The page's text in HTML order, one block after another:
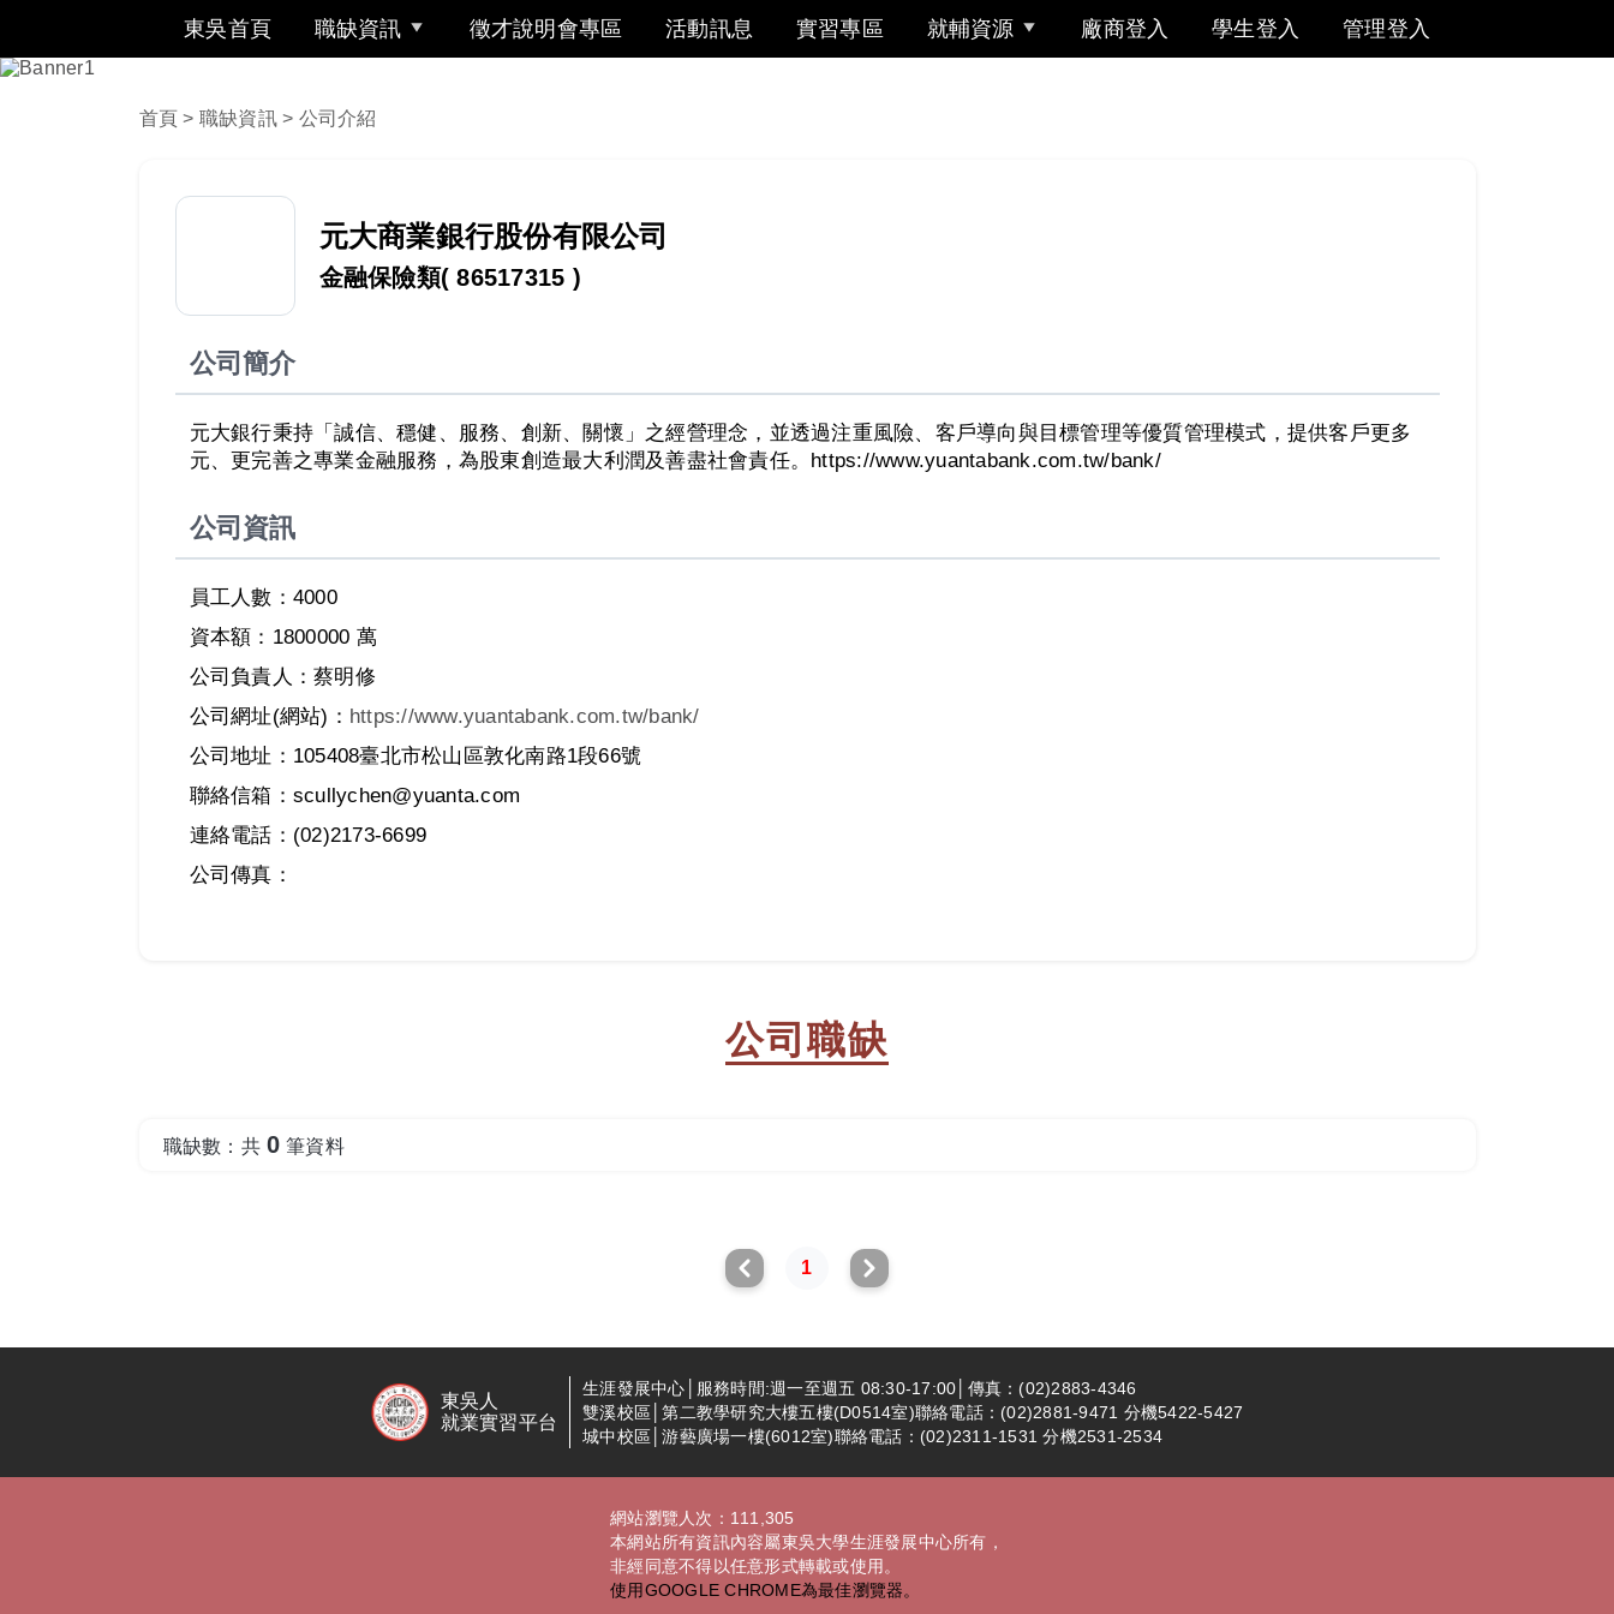
東吳首頁 職缺資訊 徵才說明會專區 活動訊息 實習專區 就輔資源 廠商登入 學生登入 管理登入
首頁 > 職缺資訊> 公司介紹
元大商業銀行股份有限公司
金融保險類( 86517315 )
公司簡介
元大銀行秉持「誠信、穩健、服務、創新、關懷」之經營理念，並透過注重風險、客戶導向與目標管理等優質管理模式，提供客戶更多
元、更完善之專業金融服務，為股東創造最大利潤及善盡社會責任。https://www.yuantabank.com.tw/bank/
公司資訊
員工人數：4000
資本額：1800000 萬
公司負責人：蔡明修
公司網址(網站)： https://www.yuantabank.com.tw/bank/
公司地址：105408臺北市松山區敦化南路1段66號
聯絡信箱：scullychen@yuanta.com
連絡電話：(02)2173-6699
公司傳真：
公司職缺
職缺數：共 0 筆資料
1
東吳人
就業實習平台
生涯發展中心│服務時間:週一至週五 08:30-17:00│傳真：(02)2883-4346
雙溪校區│第二教學研究大樓五樓(D0514室)聯絡電話：(02)2881-9471 分機5422-5427
城中校區│游藝廣場一樓(6012室)聯絡電話：(02)2311-1531 分機2531-2534
網站瀏覽人次：111,305
本網站所有資訊內容屬東吳大學生涯發展中心所有，
非經同意不得以任意形式轉載或使用。
使用GOOGLE CHROME為最佳瀏覽器。